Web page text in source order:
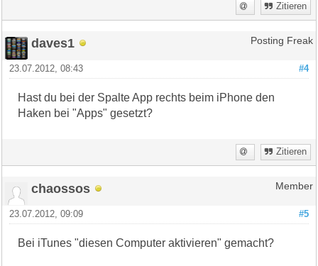
Zitieren
daves1 Posting Freak
#4
23.07.2012, 08:43
Hast du bei der Spalte App rechts beim iPhone den
Haken bei "Apps" gesetzt?
Zitieren
chaossos Member
#5
23.07.2012, 09:09
Bei iTunes "diesen Computer aktivieren" gemacht?